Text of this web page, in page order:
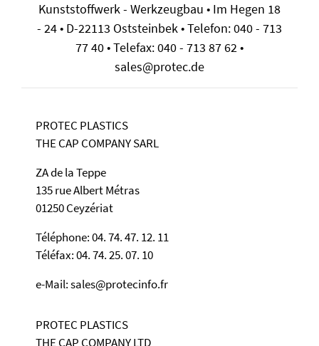
Kunststoffwerk - Werkzeugbau • Im Hegen 18
- 24 • D-22113 Oststeinbek • Telefon: 040 - 713
77 40 • Telefax: 040 - 713 87 62 •
sales@protec.de
PROTEC PLASTICS
THE CAP COMPANY SARL
ZA de la Teppe
135 rue Albert Métras
01250 Ceyzériat
Téléphone: 04. 74. 47. 12. 11
Téléfax: 04. 74. 25. 07. 10
e-Mail: sales@protecinfo.fr
PROTEC PLASTICS
THE CAP COMPANY LTD